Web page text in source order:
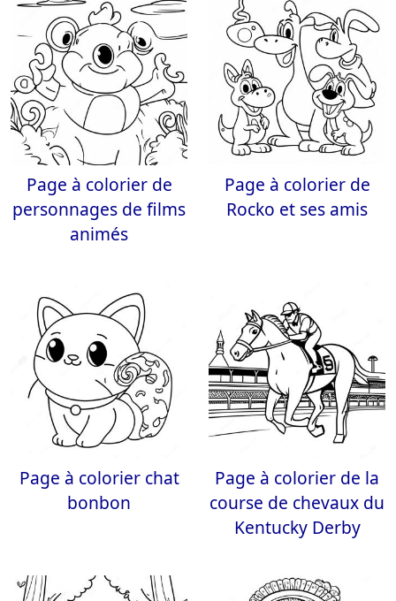
Page à colorier de
personnages de films
animés
Page à colorier de
Rocko et ses amis
Page à colorier chat
bonbon
Page à colorier de la
course de chevaux du
Kentucky Derby